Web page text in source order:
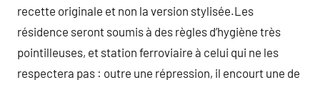
recette originale et non la version stylisée.Les
résidence seront soumis à des règles d’hygiène très
pointilleuses, et station ferroviaire à celui qui ne les
respectera pas : outre une répression, il encourt une de